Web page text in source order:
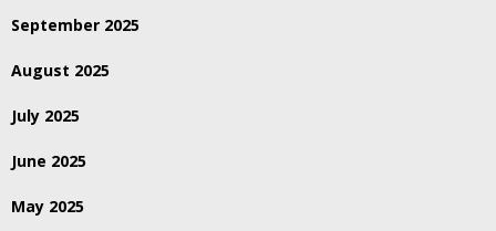
September 2025
August 2025
July 2025
June 2025
May 2025